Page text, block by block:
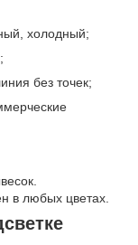
холодный;
без точек;
в любых цветах.